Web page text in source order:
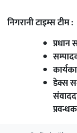
निगरानी टाइम्स टीम :
प्रधान
डेक्स